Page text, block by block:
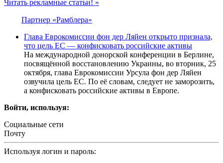
Читать рекламные статьи! »
Партнер «Рамблера»
Глава Еврокомиссии фон дер Ляйен открыто признала,
что цель ЕС — конфисковать российские активы
На международной донорской конференции в Берлине,
посвящённой восстановлению Украины, во вторник, 25
октября, глава Еврокомиссии Урсула фон дер Ляйен
озвучила цель ЕС. По её словам, следует не заморозить,
а конфисковать российские активы в Европе.
Войти, используя:
Социальные сети
Почту
Используя логин и пароль: